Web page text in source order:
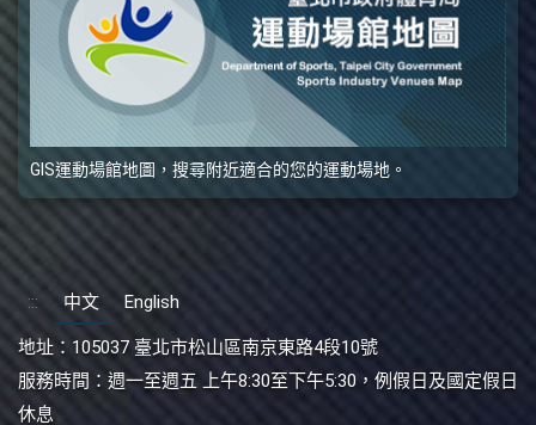
GIS運動場館地圖，搜尋附近適合的您的運動場地。
::: 中文 English
地址： 105037 臺北市松山區南京東路4段10號
服務時間： 週一至週五 上午8:30至下午5:30，例假日及國定假日
休息